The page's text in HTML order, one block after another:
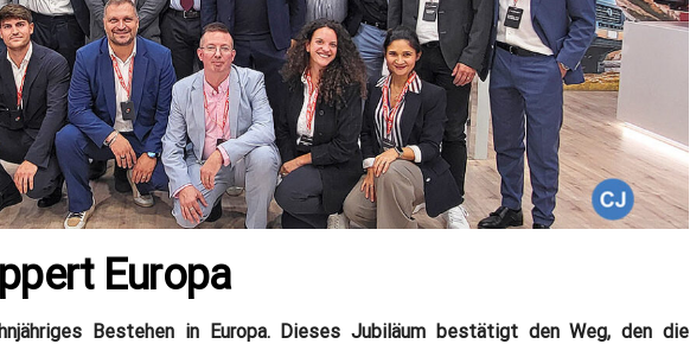
Europa
Bestehen in Europa. Dieses Jubiläum bestätigt den Weg, den die